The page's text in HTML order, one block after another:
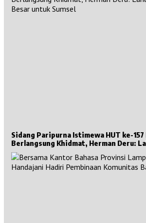
Sidang Paripurna Istimewa HUT ke-
Berlangsung Khidmat, Herman Deru:
Sejarah Besar untuk Sumsel